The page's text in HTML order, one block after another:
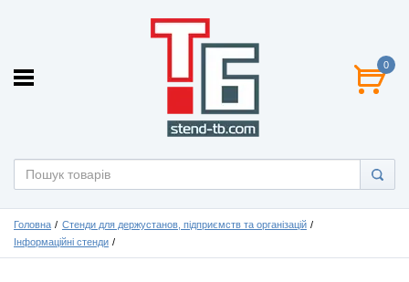
0
Головна
Стенди для держустанов, підприємств та організацій
Інформаційні стенди